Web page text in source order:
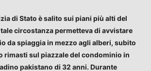
di Stato è salito sui piani più alti del
circostanza permetteva di avvistare
da spiaggia in mezzo agli alberi, subito
rimasti sul piazzale del condominio in
pakistano di 32 anni. Durante